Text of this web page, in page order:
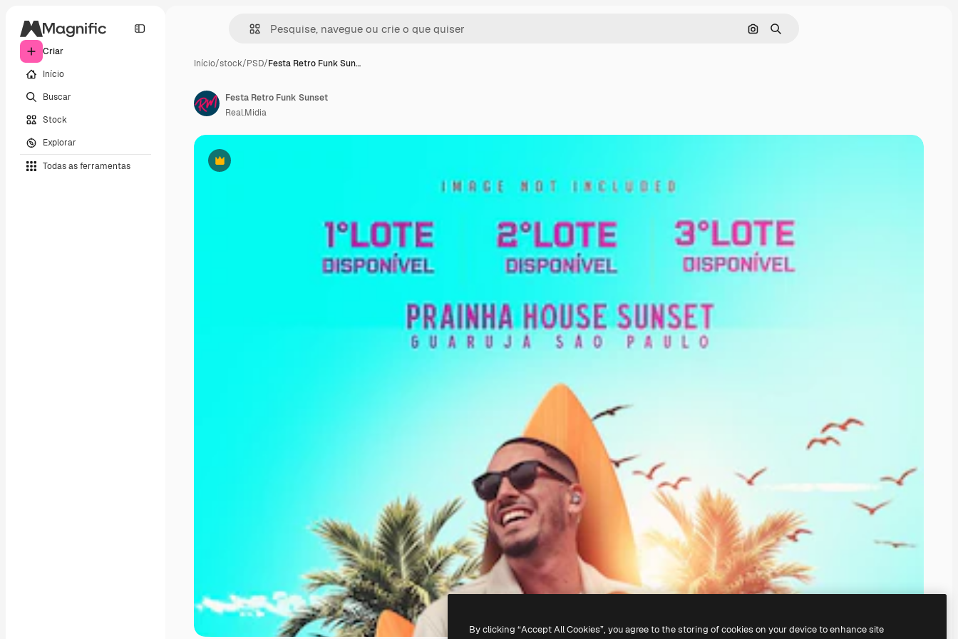
Criar
Início
Buscar
Stock
Explorar
Todas as ferramentas
Pesquisar por imagem
Buscar
Início/stock/PSD/Festa Retro Funk Sun…
Premium
Festa Retro Funk Sunset
Real.Midia
By clicking “Accept All Cookies”, you agree to the storing of cookies on your device to enhance site